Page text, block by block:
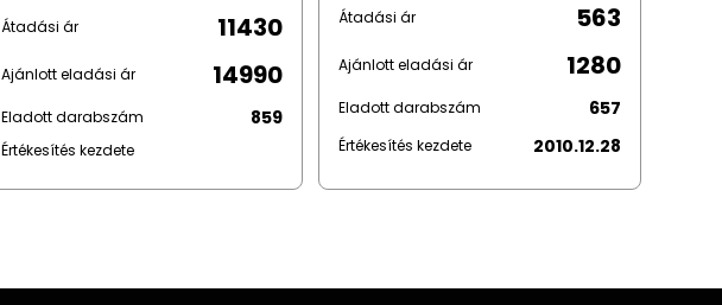
Átadási ár 11430
Ajánlott eladási ár 14990
Eladott darabszám 859
Értékesítés kezdete
Átadási ár 563
Ajánlott eladási ár 1280
Eladott darabszám 657
Értékesítés kezdete 2010.12.28